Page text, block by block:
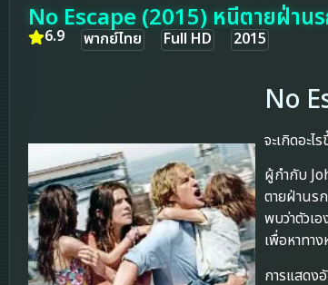
No Escape (2015) หนีตายฝ่าน
6.9 พากย์ไทย Full HD 2015
No
จะเกิดอะ
ผู้กำกับ
ตายฝ่านร
พบว่าตัวเ
เพื่อหาทา
การแสดง